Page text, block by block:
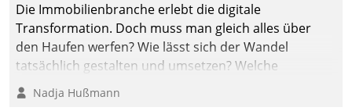
Die Immobilienbranche erlebt die digitale
Transformation. Doch muss man gleich alles über
den Haufen werfen? Wie lässt sich der Wandel
tatsächlich gestalten und umsetzen? Welche
Argumente zählen wirklich?
Nadja Hußmann